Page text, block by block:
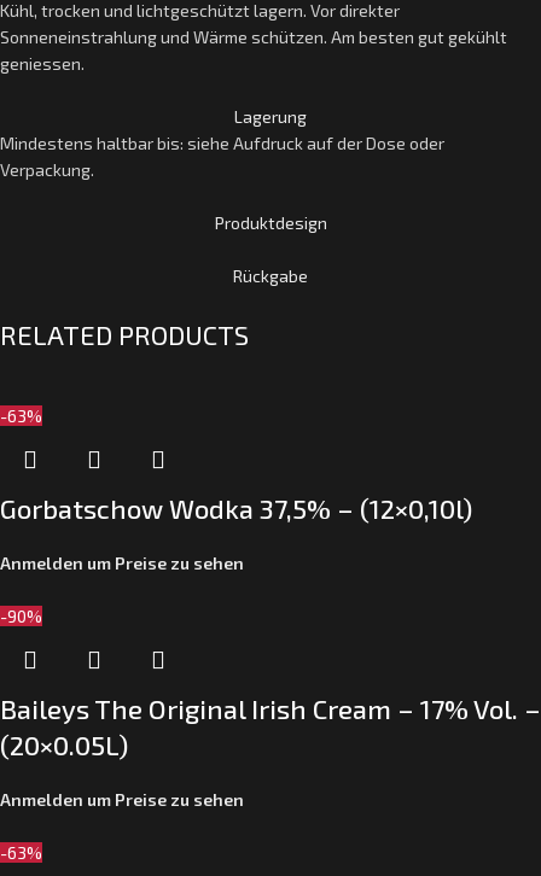
Kühl, trocken und lichtgeschützt lagern. Vor direkter
Sonneneinstrahlung und Wärme schützen. Am besten gut gekühlt
geniessen.
Lagerung
Mindestens haltbar bis: siehe Aufdruck auf der Dose oder
Verpackung.
Produktdesign
Rückgabe
RELATED PRODUCTS
-63%
Gorbatschow Wodka 37,5% – (12×0,10l)
Anmelden um Preise zu sehen
-90%
Baileys The Original Irish Cream – 17% Vol. –
(20×0.05L)
Anmelden um Preise zu sehen
-63%